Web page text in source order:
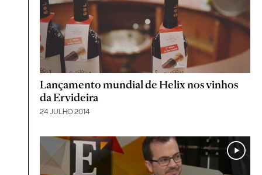
Lançamento mundial de Helix nos vinhos
da Ervideira
24 JULHO 2014